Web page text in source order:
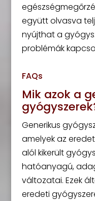
együtt olvasva
nyújthat a
problémák
FAQs
Mik azok a
Generikus
amelyek az
alól kikerült
hatóanyagú,
változatai. Ezek
eredeti